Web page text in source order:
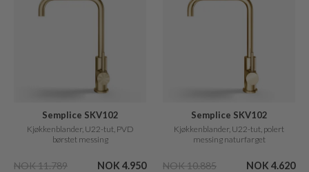
Semplice SKV102
Kjøkkenblander, U22-tut, PVD
børstet messing
NOK 11.789 NOK 4.950
Semplice SKV102
Kjøkkenblander, U22-tut, polert
messing naturfarget
NOK 10.885 NOK 4.620